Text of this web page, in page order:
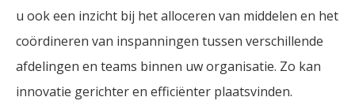
u ook een inzicht bij het alloceren van middelen en het
coördineren van inspanningen tussen verschillende
afdelingen en teams binnen uw organisatie. Zo kan
innovatie gerichter en efficiënter plaatsvinden.